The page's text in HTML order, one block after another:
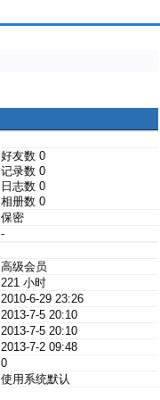
好友数 0
记录数 0
日志数 0
相册数 0
保密
-
高级会员
221 小时
2010-6-29 23:26
2013-7-5 20:10
2013-7-5 20:10
2013-7-2 09:48
0
使用系统默认